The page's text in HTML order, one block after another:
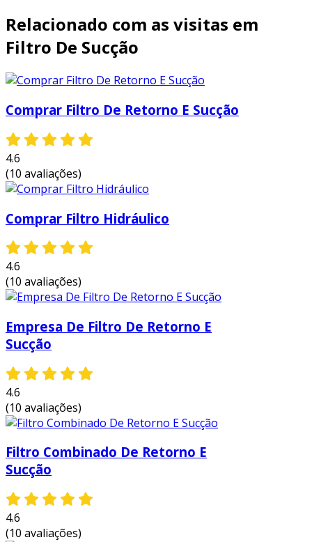
Relacionado com as visitas em
Filtro De Sucção
Comprar Filtro De Retorno E Sucção
4.6
(10 avaliações)
Comprar Filtro Hidráulico
4.6
(10 avaliações)
Empresa De Filtro De Retorno E
Sucção
4.6
(10 avaliações)
Filtro Combinado De Retorno E
Sucção
4.6
(10 avaliações)